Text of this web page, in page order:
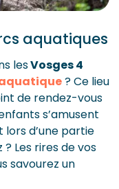
aquatiques
lesVosges 4
? Ce lieu
de rendez-vous
s’amusent
lors d’une partie
Les rires de vos
savourez un